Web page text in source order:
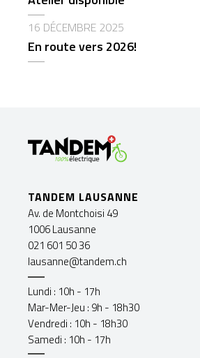
16 DÉCEMBRE 2025
En route vers 2026!
TANDEM LAUSANNE
Av. de Montchoisi 49
1006 Lausanne
021 601 50 36
lausanne@tandem.ch
Lundi : 10h - 17h
Mar-Mer-Jeu : 9h - 18h30
Vendredi : 10h - 18h30
Samedi : 10h - 17h